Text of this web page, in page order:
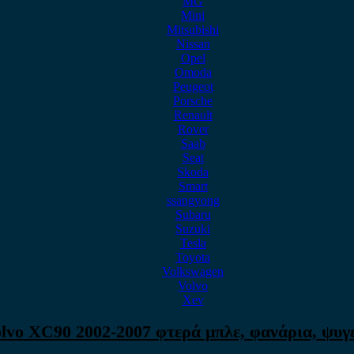
Mini
Mitsubishi
Nissan
Opel
Omoda
Peugeot
Porsche
Renault
Rover
Saab
Seat
Skoda
Smart
ssangyong
Subaru
Suzuki
Tesla
Toyota
Volkswagen
Volvo
Xev
XC90 2002-2007 φτερά μπλε, φανάρια,